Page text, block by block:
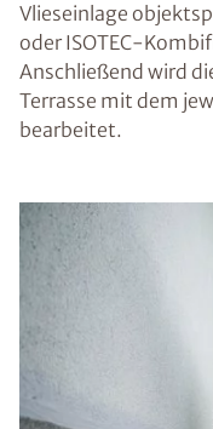
Vlieseinlage
oder ISOTEC-
Anschließend wird
Terrasse mit dem
bearbeitet.